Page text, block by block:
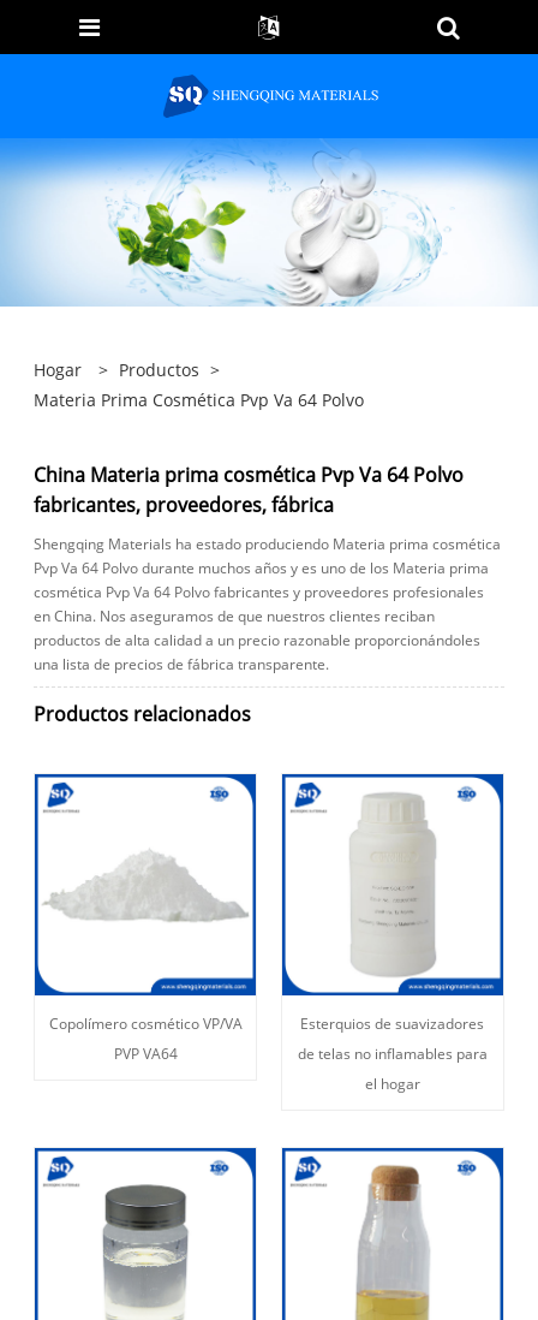
Hogar > Productos >
Materia Prima Cosmética Pvp Va 64 Polvo
China Materia prima cosmética Pvp Va 64 Polvo
fabricantes, proveedores, fábrica
Shengqing Materials ha estado produciendo Materia prima cosmética
Pvp Va 64 Polvo durante muchos años y es uno de los Materia prima
cosmética Pvp Va 64 Polvo fabricantes y proveedores profesionales
en China. Nos aseguramos de que nuestros clientes reciban
productos de alta calidad a un precio razonable proporcionándoles
una lista de precios de fábrica transparente.
Productos relacionados
Copolímero cosmético VP/VA
PVP VA64
Esterquios de suavizadores
de telas no inflamables para
el hogar